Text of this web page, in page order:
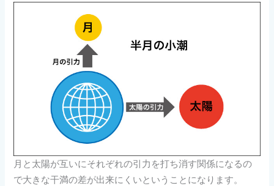
月と太陽が互いにそれぞれの引力を打ち消す関係になるの
で大きな干満の差が出来にくいということになります。